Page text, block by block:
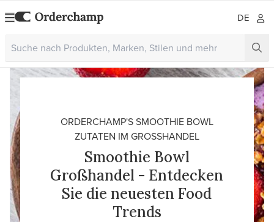
DE
ORDERCHAMP'S SMOOTHIE BOWL
ZUTATEN IM GROSSHANDEL
Smoothie Bowl
Großhandel - Entdecken
Sie die neuesten Food
Trends